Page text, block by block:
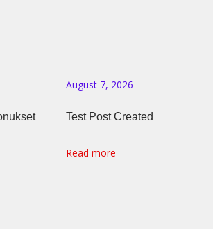
August 7, 2026
Test Post Created
Read more